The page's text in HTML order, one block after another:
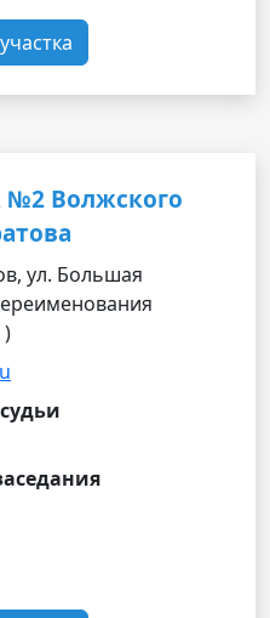
№2 Волжского
ул. Большая
)